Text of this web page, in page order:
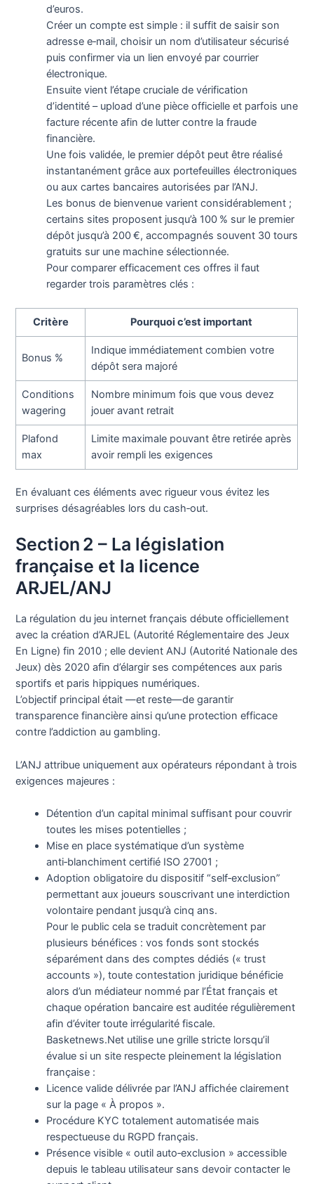
d’euros.
Créer un compte est simple : il suffit de saisir son
adresse e‑mail, choisir un nom d’utilisateur sécurisé
puis confirmer via un lien envoyé par courrier
électronique.
Ensuite vient l’étape cruciale de vérification
d’identité – upload d’une pièce officielle et parfois une
facture récente afin de lutter contre la fraude
financière.
Une fois validée, le premier dépôt peut être réalisé
instantanément grâce aux portefeuilles électroniques
ou aux cartes bancaires autorisées par l’ANJ.
Les bonus de bienvenue varient considérablement ;
certains sites proposent jusqu’à 100 % sur le premier
dépôt jusqu’à 200 €, accompagnés souvent 30 tours
gratuits sur une machine sélectionnée.
Pour comparer efficacement ces offres il faut
regarder trois paramètres clés :
Critère Pourquoi c’est important
Bonus %
Indique immédiatement combien votre
dépôt sera majoré
Conditions
wagering
Nombre minimum fois que vous devez
jouer avant retrait
Plafond
max
Limite maximale pouvant être retirée après
avoir rempli les exigences
En évaluant ces éléments avec rigueur vous évitez les
surprises désagréables lors du cash‑out.
Section 2 – La législation
française et la licence
ARJEL/ANJ
La régulation du jeu internet français débute officiellement
avec la création d’ARJEL (Autorité Réglementaire des Jeux
En Ligne) fin 2010 ; elle devient ANJ (Autorité Nationale des
Jeux) dès 2020 afin d’élargir ses compétences aux paris
sportifs et paris hippiques numériques.
L’objectif principal était —et reste—de garantir
transparence financière ainsi qu’une protection efficace
contre l’addiction au gambling.
L’ANJ attribue uniquement aux opérateurs répondant à trois
exigences majeures :
Détention d’un capital minimal suffisant pour couvrir
toutes les mises potentielles ;
Mise en place systématique d’un système
anti‑blanchiment certifié ISO 27001 ;
Adoption obligatoire du dispositif “self‑exclusion”
permettant aux joueurs souscrivant une interdiction
volontaire pendant jusqu’à cinq ans.
Pour le public cela se traduit concrètement par
plusieurs bénéfices : vos fonds sont stockés
séparément dans des comptes dédiés (« trust
accounts »), toute contestation juridique bénéficie
alors d’un médiateur nommé par l’État français et
chaque opération bancaire est auditée régulièrement
afin d’éviter toute irrégularité fiscale.
Basketnews.Net utilise une grille stricte lorsqu’il
évalue si un site respecte pleinement la législation
française :
Licence valide délivrée par l’ANJ affichée clairement
sur la page « À propos ».
Procédure KYC totalement automatisée mais
respectueuse du RGPD français.
Présence visible « outil auto‑exclusion » accessible
depuis le tableau utilisateur sans devoir contacter le